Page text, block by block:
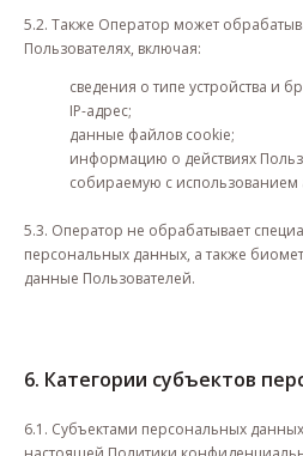
5.2. Также Оператор может
Пользователях, включая:
сведения о типе устройства и
IP-адрес;
данные файлов cookie;
информацию о действиях
собираемую с использованием
5.3. Оператор не обрабатывает
персональных данных, а также
данные Пользователей.
6. Категории субъектов
6.1. Субъектами персональных